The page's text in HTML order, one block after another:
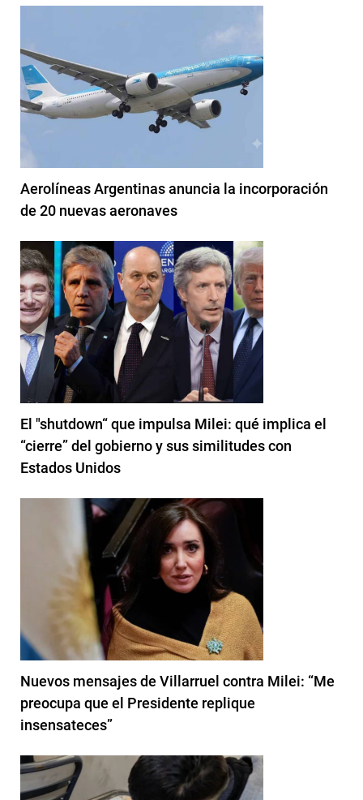
Aerolíneas Argentinas anuncia la incorporación
de 20 nuevas aeronaves
El "shutdown“ que impulsa Milei: qué implica el
“cierre” del gobierno y sus similitudes con
Estados Unidos
Nuevos mensajes de Villarruel contra Milei: “Me
preocupa que el Presidente replique
insensateces”